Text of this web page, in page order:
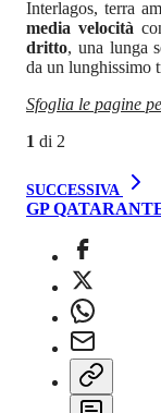
Interlagos, terra
media velocità
dritto, una lunga
da un lunghissimo
Sfoglia le pagine
1 di 2
SUCCESSIVA
GP QATAR